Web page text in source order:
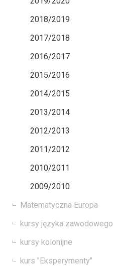
2018/2019
2017/2018
2016/2017
2015/2016
2014/2015
2013/2014
2012/2013
2011/2012
2010/2011
2009/2010
Matematyczna Europa
kursy języka zawodowego
kursy kolonijne
kurs "Eksperymenty"